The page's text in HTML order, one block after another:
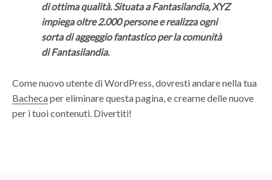
di ottima qualità. Situata a Fantasilandia, XYZ
impiega oltre 2.000 persone e realizza ogni
sorta di aggeggio fantastico per la comunità
di Fantasilandia.
Come nuovo utente di WordPress, dovresti andare nella tua
Bachecaper eliminare questa pagina, e crearne delle nuove
per i tuoi contenuti. Divertiti!